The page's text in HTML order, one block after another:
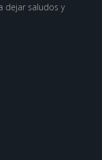
dejar saludos y